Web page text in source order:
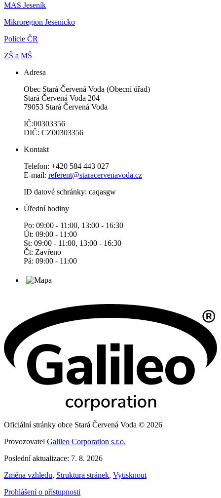
MAS Jeseník
Mikroregion Jesenicko
Policie ČR
ZŠ a MŠ
Adresa
Obec Stará Červená Voda (Obecní úřad)
Stará Červená Voda 204
79053 Stará Červená Voda
IČ:00303356
DIČ: CZ00303356
Kontakt
Telefon: +420 584 443 027
E-mail: referent@staracervenavoda.cz
ID datové schránky: caqasgw
Úřední hodiny
Po: 09:00 - 11:00, 13:00 - 16:30
Út: 09:00 - 11:00
St: 09:00 - 11:00, 13:00 - 16:30
Čt: Zavřeno
Pá: 09:00 - 11:00
Oficiální stránky obce Stará Červená Voda © 2026
Provozovatel Galileo Corporation s.r.o.
Poslední aktualizace: 7. 8. 2026
Změna vzhledu, Struktura stránek, Vytisknout
Prohlášení o přístupnosti